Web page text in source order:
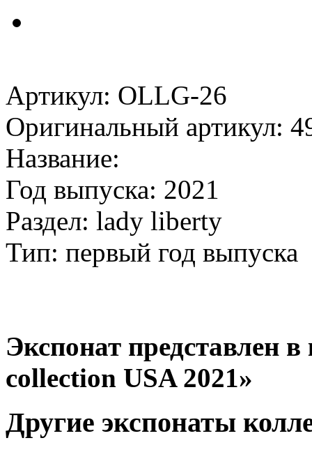
Артикул: OLLG-26
Оригинальный артикул:
Название:
Год выпуска: 2021
Раздел: lady liberty
Тип: первый год выпуска
Экспонат представлен
collection USA 2021»
Другие экспонаты